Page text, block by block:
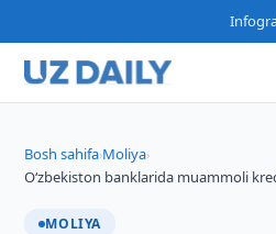
Bosh sahifa›Moliya›
O‘zbekiston banklarida muammoli
MOLIYA